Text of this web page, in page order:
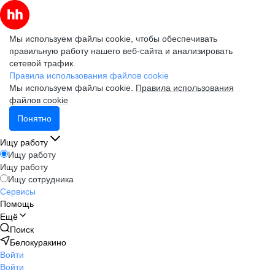
Мы используем файлы cookie, чтобы обеспечивать
правильную работу нашего веб-сайта и анализировать
сетевой трафик.
Правила использования файлов cookie
Мы используем файлы cookie. Правила использования
файлов cookie
Понятно
Ищу работу
Ищу работу
Ищу работу
Ищу сотрудника
Сервисы
Помощь
Ещё
Поиск
Белокуракино
Войти
Войти